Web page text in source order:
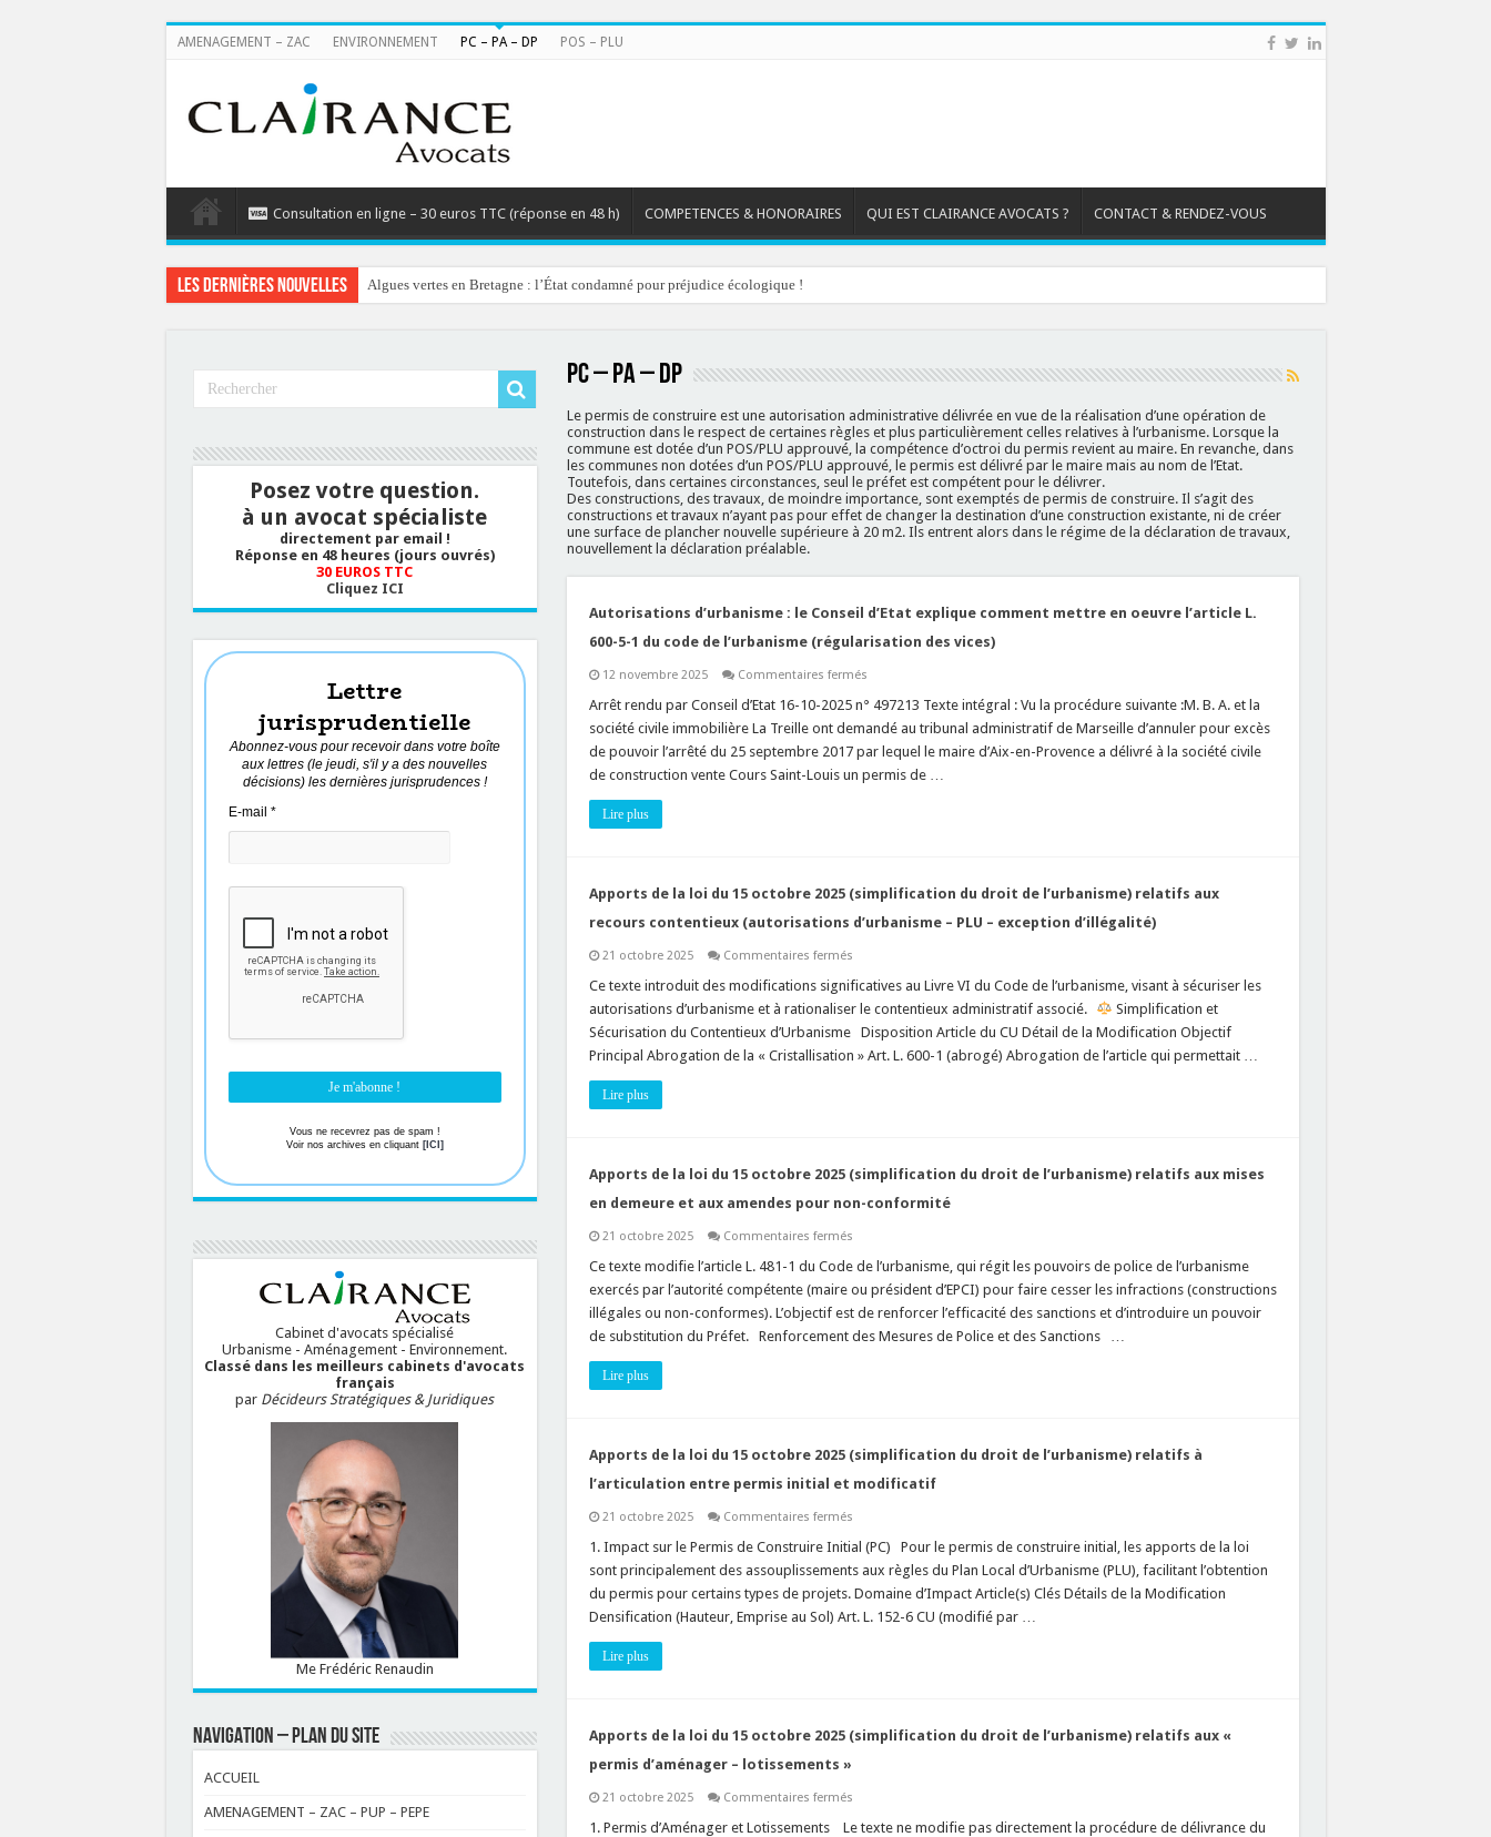
AMENAGEMENT – ZAC ENVIRONNEMENT PC – PA – DP POS – PLU
Consultation en ligne – 30 euros TTC (réponse en 48 h) COMPETENCES & HONORAIRES QUI EST CLAIRANCE AVOCATS ? CONTACT & RENDEZ-VOUS
Les dernières nouvelles Algues vertes en Bretagne : l’État condamné pour préjudice écologique !
PC – PA – DP
Le permis de construire est une autorisation administrative délivrée en vue de la réalisation d’une opération de
construction dans le respect de certaines règles et plus particulièrement celles relatives à l’urbanisme. Lorsque la
commune est dotée d’un POS/PLU approuvé, la compétence d’octroi du permis revient au maire. En revanche, dans
les communes non dotées d’un POS/PLU approuvé, le permis est délivré par le maire mais au nom de l’Etat.
Toutefois, dans certaines circonstances, seul le préfet est compétent pour le délivrer.
Des constructions, des travaux, de moindre importance, sont exemptés de permis de construire. Il s’agit des
constructions et travaux n’ayant pas pour effet de changer la destination d’une construction existante, ni de créer
une surface de plancher nouvelle supérieure à 20 m2. Ils entrent alors dans le régime de la déclaration de travaux,
nouvellement la déclaration préalable.
Autorisations d’urbanisme : le Conseil d’Etat explique comment mettre en oeuvre l’article L.
600-5-1 du code de l’urbanisme (régularisation des vices)
12 novembre 2025 Commentaires ferméssur
d’urbanisme
le
Conseil
d’Etat
explique
5-
du
(régularisation
des
vices)
Arrêt rendu par Conseil d’Etat 16-10-2025 n° 497213 Texte intégral : Vu la procédure suivante :M. B. A. et la
société civile immobilière La Treille ont demandé au tribunal administratif de Marseille d’annuler pour excès
de pouvoir l’arrêté du 25 septembre 2017 par lequel le maire d’Aix-en-Provence a délivré à la société civile
de construction vente Cours Saint-Louis un permis de …
Lire plus
Apports de la loi du 15 octobre 2025 (simplification du droit de l’urbanisme) relatifs aux
recours contentieux (autorisations d’urbanisme – PLU – exception d’illégalité)
21 octobre 2025 Commentaires ferméssur
de
loi
du
15
octobre
aux
recours
contentieux
–
PLU
–
exception
d’illégalité)
Ce texte introduit des modifications significatives au Livre VI du Code de l’urbanisme, visant à sécuriser les
autorisations d’urbanisme et à rationaliser le contentieux administratif associé.
Simplification et
Sécurisation du Contentieux d’Urbanisme Disposition Article du CU Détail de la Modification Objectif
Principal Abrogation de la « Cristallisation » Art. L. 600-1 (abrogé) Abrogation de l’article qui permettait …
Lire plus
Apports de la loi du 15 octobre 2025 (simplification du droit de l’urbanisme) relatifs aux mises
en demeure et aux amendes pour non-conformité
21 octobre 2025 Commentaires ferméssur
de
loi
du
15
octobre
aux
mises
en
aux
amendes
pour
non-
conformité
Ce texte modifie l’article L. 481-1 du Code de l’urbanisme, qui régit les pouvoirs de police de l’urbanisme
exercés par l’autorité compétente (maire ou président d’EPCI) pour faire cesser les infractions (constructions
illégales ou non-conformes). L’objectif est de renforcer l’efficacité des sanctions et d’introduire un pouvoir
de substitution du Préfet. Renforcement des Mesures de Police et des Sanctions …
Lire plus
Apports de la loi du 15 octobre 2025 (simplification du droit de l’urbanisme) relatifs à
l’articulation entre permis initial et modificatif
21 octobre 2025 Commentaires ferméssur
de
loi
du
15
octobre
à
l’articulation
et
1. Impact sur le Permis de Construire Initial (PC) Pour le permis de construire initial, les apports de la loi
sont principalement des assouplissements aux règles du Plan Local d’Urbanisme (PLU), facilitant l’obtention
du permis pour certains types de projets. Domaine d’Impact Article(s) Clés Détails de la Modification
Densification (Hauteur, Emprise au Sol) Art. L. 152-6 CU (modifié par …
Lire plus
Apports de la loi du 15 octobre 2025 (simplification du droit de l’urbanisme) relatifs aux «
permis d’aménager – lotissements »
21 octobre 2025 Commentaires ferméssur
de
1. Permis d’Aménager et Lotissements ️ Le texte ne modifie pas directement la procédure de délivrance du
Posez votre question.
à un avocat spécialiste
directement par email !
Réponse en 48 heures (jours ouvrés)
30 EUROS TTC
Cliquez ICI
Lettre
jurisprudentielle
Abonnez-vous pour recevoir dans votre boîte
aux lettres (le jeudi, s'il y a des nouvelles
décisions) les dernières jurisprudences !
E-mail *
Vous ne recevrez pas de spam !
Voir nos archives en cliquant [ICI]
Cabinet d'avocats spécialisé
Urbanisme - Aménagement - Environnement.
Classé dans les meilleurs cabinets d'avocats
français
par Décideurs Stratégiques & Juridiques
Me Frédéric Renaudin
NAVIGATION – PLAN DU SITE
ACCUEIL
AMENAGEMENT – ZAC – PUP – PEPE